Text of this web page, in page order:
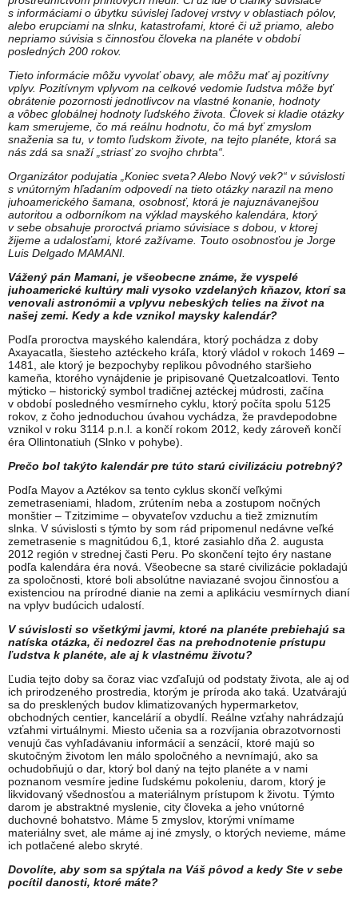
s informáciami o úbytku súvislej ľadovej vrstvy v oblastiach pólov,
alebo erupciami na slnku, katastrofami, ktoré či už priamo, alebo
nepriamo súvisia s činnosťou človeka na planéte v období
posledných 200 rokov.
Tieto informácie môžu vyvolať obavy, ale môžu mať aj pozitívny
vplyv. Pozitívnym vplyvom na celkové vedomie ľudstva môže byť
obrátenie pozornosti jednotlivcov na vlastné konanie, hodnoty
a vôbec globálnej hodnoty ľudského života. Človek si kladie otázky
kam smerujeme, čo má reálnu hodnotu, čo má byť zmyslom
snaženia sa tu, v tomto ľudskom živote, na tejto planéte, ktorá sa
nás zdá sa snaží „striasť zo svojho chrbta“.
Organizátor podujatia „Koniec sveta? Alebo Nový vek?“ v súvislosti
s vnútorným hľadaním odpovedí na tieto otázky narazil na meno
juhoamerického šamana, osobnosť, ktorá je najuznávanejšou
autoritou a odborníkom na výklad mayského kalendára, ktorý
v sebe obsahuje proroctvá priamo súvisiace s dobou, v ktorej
žijeme a udalosťami, ktoré zažívame. Touto osobnosťou je Jorge
Luis Delgado MAMANI.
Vážený pán Mamani, je všeobecne známe, že vyspelé
juhoamerické kultúry mali vysoko vzdelaných kňazov, ktorí sa
venovali astronómii a vplyvu nebeských telies na život na
našej zemi. Kedy a kde vznikol maysky kalendár?
Podľa proroctva mayského kalendára, ktorý pochádza z doby
Axayacatla, šiesteho aztéckeho kráľa, ktorý vládol v rokoch 1469 –
1481, ale ktorý je bezpochyby replikou pôvodného staršieho
kameňa, ktorého vynájdenie je pripisované Quetzalcoatlovi. Tento
mýticko – historický symbol tradičnej aztéckej múdrosti, začína
v období posledného vesmírneho cyklu, ktorý počíta spolu 5125
rokov, z čoho jednoduchou úvahou vychádza, že pravdepodobne
vznikol v roku 3114 p.n.l. a končí rokom 2012, kedy zároveň končí
éra Ollintonatiuh (Slnko v pohybe).
Prečo bol takýto kalendár pre túto starú civilizáciu potrebný?
Podľa Mayov a Aztékov sa tento cyklus skončí veľkými
zemetraseniami, hladom, zrútením neba a zostupom nočných
monštier – Tzitzimime – obyvateľov vzduchu a tiež zmiznutím
slnka. V súvislosti s týmto by som rád pripomenul nedávne veľké
zemetrasenie s magnitúdou 6,1, ktoré zasiahlo dňa 2. augusta
2012 región v strednej časti Peru. Po skončení tejto éry nastane
podľa kalendára éra nová. Všeobecne sa staré civilizácie pokladajú
za spoločnosti, ktoré boli absolútne naviazané svojou činnosťou a
existenciou na prírodné dianie na zemi a aplikáciu vesmírnych dianí
na vplyv budúcich udalostí.
V súvislosti so všetkými javmi, ktoré na planéte prebiehajú sa
natíska otázka, či nedozrel čas na prehodnotenie prístupu
ľudstva k planéte, ale aj k vlastnému životu?
Ľudia tejto doby sa čoraz viac vzďaľujú od podstaty života, ale aj od
ich prirodzeného prostredia, ktorým je príroda ako taká. Uzatvárajú
sa do presklených budov klimatizovaných hypermarketov,
obchodných centier, kancelárií a obydlí. Reálne vzťahy nahrádzajú
vzťahmi virtuálnymi. Miesto učenia sa a rozvíjania obrazotvornosti
venujú čas vyhľadávaniu informácií a senzácií, ktoré majú so
skutočným životom len málo spoločného a nevnímajú, ako sa
ochudobňujú o dar, ktorý bol daný na tejto planéte a v nami
poznanom vesmíre jedine ľudskému pokoleniu, darom, ktorý je
likvidovaný všednosťou a materiálnym prístupom k životu. Týmto
darom je abstraktné myslenie, city človeka a jeho vnútorné
duchovné bohatstvo. Máme 5 zmyslov, ktorými vnímame
materiálny svet, ale máme aj iné zmysly, o ktorých nevieme, máme
ich potlačené alebo skryté.
Dovolíte, aby som sa spýtala na Váš pôvod a kedy Ste v sebe
pocítil danosti, ktoré máte?